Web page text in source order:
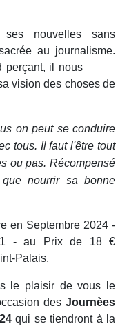
nouvelles sans
au journalisme.
perçant, il nous
vision des choses de
on peut se conduire
tous. Il faut l'être tout
ou pas. Récompensé
nourrir sa bonne
en Septembre 2024 -
1 - au Prix de 18 €
Palais.
le plaisir de vous le
des Journèes
qui se tiendront à la